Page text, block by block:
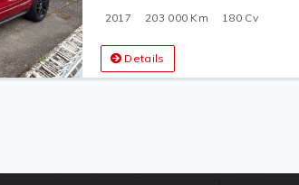
2017 203 000 Km 180Cv
Details